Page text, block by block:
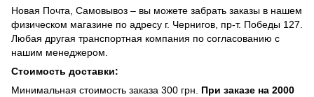
Новая Почта, Самовывоз – вы можете забрать заказы в нашем
физическом магазине по адресу г. Чернигов, пр-т. Победы 127.
Любая другая транспортная компания по согласованию с
нашим менеджером.
Стоимость доставки:
Минимальная стоимость заказа 300 грн. При заказе на 2000